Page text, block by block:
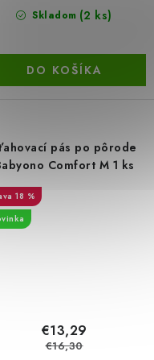
Skladom (2 ks)
DO KOŠÍKA
pás po pôrode
Comfort M 1 ks
18 %
€13,29
€16,30